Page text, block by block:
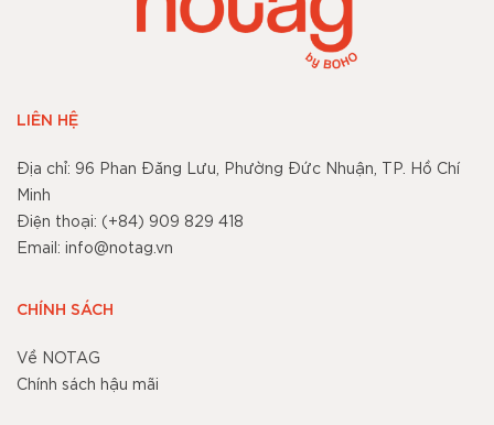
LIÊN HỆ
Địa chỉ: 96 Phan Đăng Lưu, Phường Đức Nhuận, TP. Hồ Chí
Minh
Điện thoại: (+84) 909 829 418
Email: info@notag.vn
CHÍNH SÁCH
Về NOTAG
Chính sách hậu mãi